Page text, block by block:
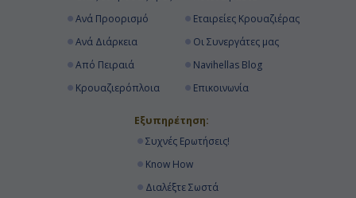
Ανά Προορισμό
Ανά Διάρκεια
Από Πειραιά
Κρουαζιερόπλοια
Εταιρείες Κρουαζιέρας
Οι Συνεργάτες μας
Navihellas Blog
Επικοινωνία
Εξυπηρέτηση:
Συχνές Ερωτήσεις!
Know How
Διαλέξτε Σωστά